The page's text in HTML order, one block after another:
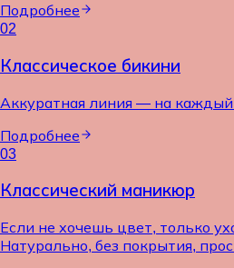
Подробнее
02
Классическое бикини
Аккуратная линия — на каждый
Подробнее
03
Классический маникюр
Если не хочешь цвет, только
Натурально, без покрытия,